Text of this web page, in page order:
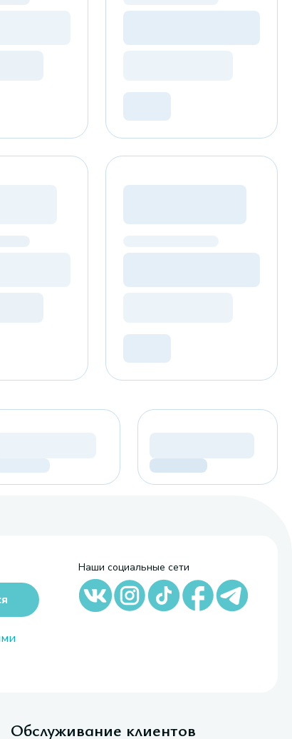
Наши социальные сети
Обслуживание клиентов